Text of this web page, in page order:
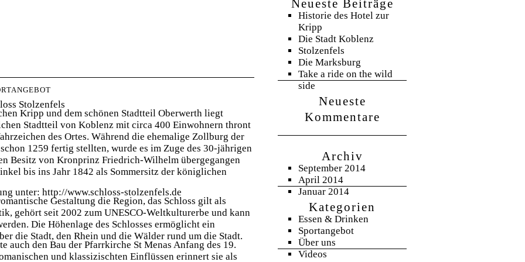
Stolzenfels
Kripp und dem schönen Stadtteil Oberwerth liegt
Stadtteil von Koblenz mit circa 400 Einwohnern thront
des Ortes. Während die ehemalige Zollburg der
1259 fertig stellten, wurde es im Zuge des 30-jährigen
Besitz von Kronprinz Friedrich-Wilhelm übergegangen
bis ins Jahr 1842 als Sommersitz der königlichen
unter: http://www.schloss-stolzenfels.de
Gestaltung die Region, das Schloss gilt als
gehört seit 2002 zum UNESCO-Weltkulturerbe und kann
Die Höhenlage des Schlosses ermöglicht ein
die Stadt, den Rhein und die Wälder rund um die Stadt.
auch den Bau der Pfarrkirche St Menas Anfang des 19.
und klassizischten Einflüssen erinnert sie als
Neueste Beiträge
Historie des Hotel zur
Kripp
Die Stadt Koblenz
Stolzenfels
Die Marksburg
Take a ride on the wild
side
Neueste
Kommentare
Archiv
September 2014
April 2014
Januar 2014
Kategorien
Essen & Drinken
Sportangebot
Über uns
Videos